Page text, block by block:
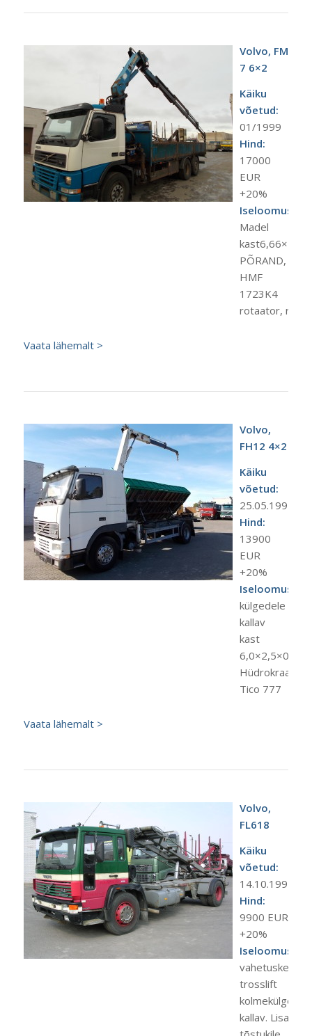
Volvo, FM
7 6×2
Käiku
võetud:
01/1999
Hind:
17000
EUR
+20%
Iseloomustus:
Madel
PÕRAND,
HMF
1723K4
rotaator,
Vaata lähemalt >
Volvo,
FH12 4×2
Käiku
võetud:
25.05.1995.a.
Hind:
13900
EUR
+20%
Iseloomustus:
külgedele
kallav
kast
6,0×2,5×0,6
Hüdrokraana
Tico 777
Vaata lähemalt >
Volvo,
FL618
Käiku
võetud:
14.10.1994.a.
Hind:
9900 EUR
+20%
Iseloomustus:
vahetuskere
trosslift
kolmekülge
kallav.